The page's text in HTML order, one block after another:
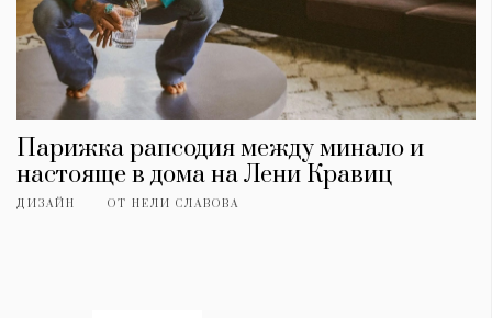
Парижка рапсодия между минало и
настояще в дома на Лени Кравиц
ДИЗАЙН ОТ НЕЛИ СЛАВОВА